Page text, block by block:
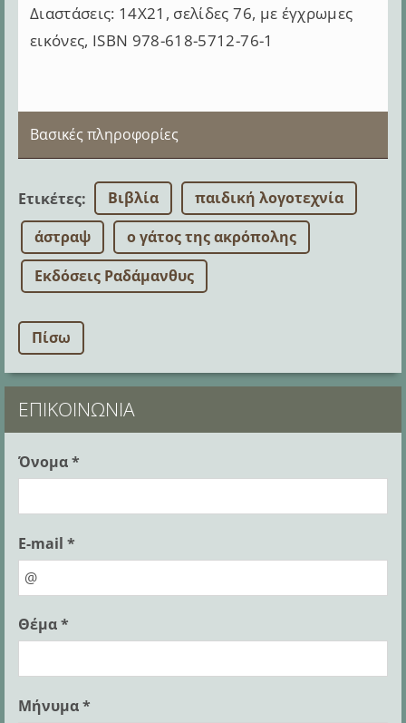
Διαστάσεις: 14Χ21, σελίδες 76, με έγχρωμες
εικόνες, ISBN 978-618-5712-76-1
Βασικές πληροφορίες
Ετικέτες: Βιβλία
παιδική λογοτεχνία
άστραψ
ο γάτος της ακρόπολης
Εκδόσεις Ραδάμανθυς
Πίσω
ΕΠΙΚΟΙΝΩΝΊΑ
Όνομα *
E-mail *
Θέμα *
Μήνυμα *